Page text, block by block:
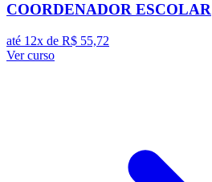
COORDENADOR ESCOLAR
até 12x de R$ 55,72
Ver curso